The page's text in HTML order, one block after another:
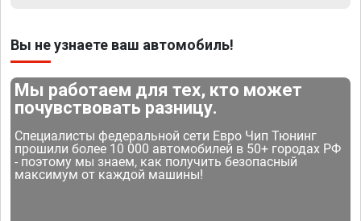
Вы не узнаете ваш автомобиль!
Мы работаем для тех, кто может
почувствовать разницу.
Специалисты федеральной сети Евро Чип Тюнинг
прошили более 10 000 автомобилей в 50+ городах РФ
- поэтому мы знаем, как получить безопасный
максимум от каждой машины!